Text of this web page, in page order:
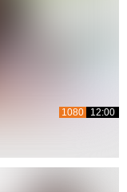
1080 12:00